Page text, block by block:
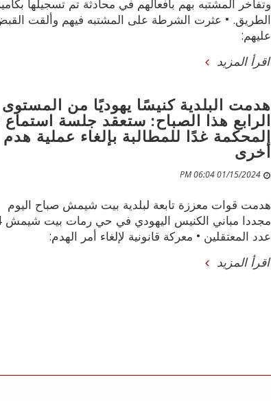
وتفاخر المشتبه بهم بأفعالهم في محادثة تم تسجيلها
الطريق. • عثرت الشرطة على المشتبه فيهم وألقت
عليهم:
اقرأ المزيد
هدمت البلدية كنيسًا يهوديًا من المستوى
الرابع هذا الصباح: ستعقد جلسة
المحكمة غدًا للمطالبة بإلغاء عملية هدم
أخرى
01/15/2024 06:04 PM
هدمت قوات معززة تابعة لبلدية بيت شيمش صباح اليوم
عدد المعتقلين • معركة قانونية لإلغاء أمر الهدم:
اقرأ المزيد